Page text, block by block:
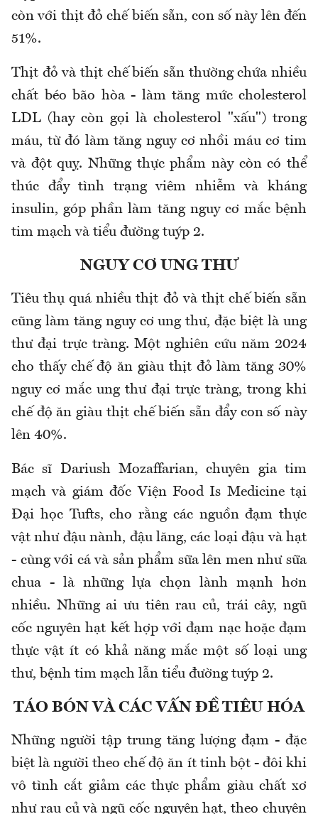
còn với thịt đỏ chế biến sẵn, con số này lên đến
51%.
Thịt đỏ và thịt chế biến sẵn thường chứa nhiều
chất béo bão hòa - làm tăng mức cholesterol
LDL (hay còn gọi là cholesterol "xấu") trong
máu, từ đó làm tăng nguy cơ nhồi máu cơ tim
và đột quỵ. Những thực phẩm này còn có thể
thúc đẩy tình trạng viêm nhiễm và kháng
insulin, góp phần làm tăng nguy cơ mắc bệnh
tim mạch và tiểu đường tuýp 2.
NGUY CƠ UNG THƯ
Tiêu thụ quá nhiều thịt đỏ và thịt chế biến sẵn
cũng làm tăng nguy cơ ung thư, đặc biệt là ung
thư đại trực tràng. Một nghiên cứu năm 2024
cho thấy chế độ ăn giàu thịt đỏ làm tăng 30%
nguy cơ mắc ung thư đại trực tràng, trong khi
chế độ ăn giàu thịt chế biến sẵn đẩy con số này
lên 40%.
Bác sĩ Dariush Mozaffarian, chuyên gia tim
mạch và giám đốc Viện Food Is Medicine tại
Đại học Tufts, cho rằng các nguồn đạm thực
vật như đậu nành, đậu lăng, các loại đậu và hạt
- cùng với cá và sản phẩm sữa lên men như sữa
chua - là những lựa chọn lành mạnh hơn
nhiều. Những ai ưu tiên rau củ, trái cây, ngũ
cốc nguyên hạt kết hợp với đạm nạc hoặc đạm
thực vật ít có khả năng mắc một số loại ung
thư, bệnh tim mạch lẫn tiểu đường tuýp 2.
TÁO BÓN VÀ CÁC VẤN ĐỀ TIÊU HÓA
Những người tập trung tăng lượng đạm - đặc
biệt là người theo chế độ ăn ít tinh bột - đôi khi
vô tình cắt giảm các thực phẩm giàu chất xơ
như rau củ và ngũ cốc nguyên hạt, theo chuyên